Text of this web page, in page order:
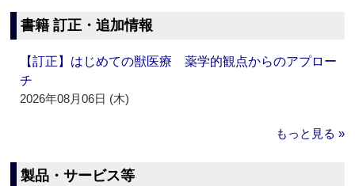
書籍 訂正・追加情報
【訂正】はじめての獣医療 薬学的観点からのアプロー
チ
2026年08月06日 (木)
もっと見る »
製品・サービス等